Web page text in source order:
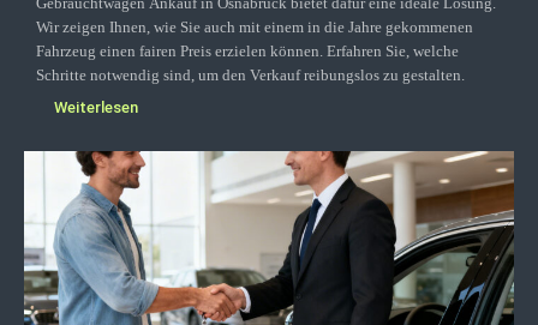
Wir zeigen Ihnen, wie Sie auch mit einem in die Jahre gekommenen
Fahrzeug einen fairen Preis erzielen können. Erfahren Sie, welche
Schritte notwendig sind, um den Verkauf reibungslos zu gestalten.
Weiterlesen